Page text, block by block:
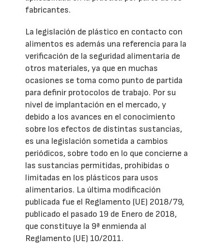
fabricantes.
La legislación de plástico en contacto con
alimentos es además una referencia para la
verificación de la seguridad alimentaria de
otros materiales, ya que en muchas
ocasiones se toma como punto de partida
para definir protocolos de trabajo. Por su
nivel de implantación en el mercado, y
debido a los avances en el conocimiento
sobre los efectos de distintas sustancias,
es una legislación sometida a cambios
periódicos, sobre todo en lo que concierne a
las sustancias permitidas, prohibidas o
limitadas en los plásticos para usos
alimentarios. La última modificación
publicada fue el Reglamento (UE) 2018/79,
publicado el pasado 19 de Enero de 2018,
que constituye la 9ª enmienda al
Reglamento (UE) 10/2011.